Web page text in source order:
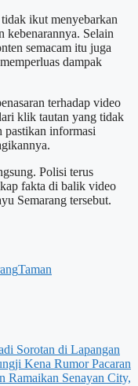
ikut menyebarkan
kebenarannya. Selain
semacam itu juga
dampak
terhadap video
klik tautan yang tidak
pastikan informasi
Polisi terus
fakta di balik video
Semarang tersebut.
Taman
Sorotan di Lapangan
Kena Rumor Pacaran
Ramaikan Senayan City,